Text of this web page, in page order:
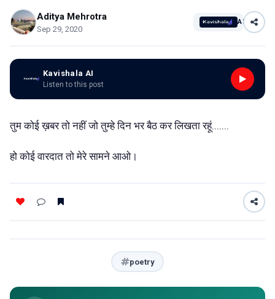
Aditya Mehrotra
Sep 29, 2020
AI
Kavishala AI
Listen to this post
तुम कोई ख़बर तो नहीं जो तुम्हे दिन भर बैठ कर लिखता रहूं.......
हो कोई वारदात तो मेरे सामने आओ।
poetry